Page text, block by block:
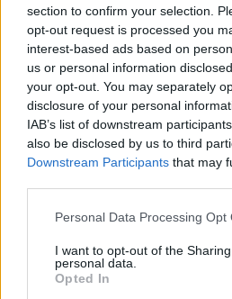
section to confirm your selection.
opt-out request is processed you
interest-based ads based on
us or personal information
your opt-out. You may separately
disclosure of your personal
IAB’s list of downstream
also be disclosed by us to third
Downstream Participants that may
Please note that this website/app
not limited to your visit or usage
grant or deny consent to Google
use your data for below specified
Personal Data Processing Opt
I want to opt-out of the
personal data.
Opted In
Notizie in
Entra nel
GalluraOggi.it
daGoogle